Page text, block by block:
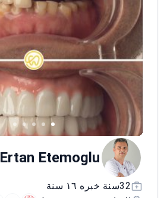
Ertan Etemoglu
32سنة خبره ١٦ سنة